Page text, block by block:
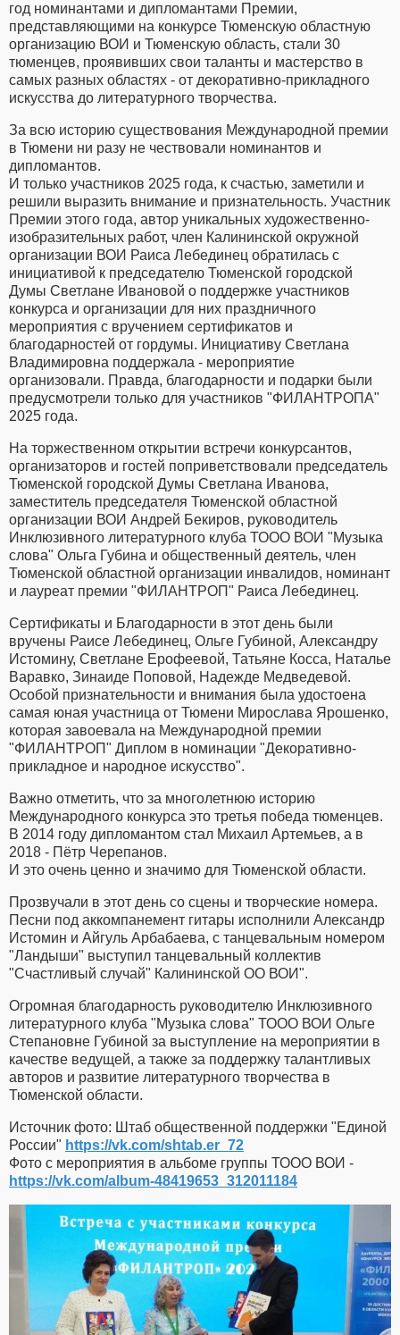
год номинантами и дипломантами Премии,
представляющими на конкурсе Тюменскую областную
организацию ВОИ и Тюменскую область, стали 30
тюменцев, проявивших свои таланты и мастерство в
самых разных областях - от декоративно-прикладного
искусства до литературного творчества.
За всю историю существования Международной премии
в Тюмени ни разу не чествовали номинантов и
дипломантов.
И только участников 2025 года, к счастью, заметили и
решили выразить внимание и признательность. Участник
Премии этого года, автор уникальных художественно-
изобразительных работ, член Калининской окружной
организации ВОИ Раиса Лебединец обратилась с
инициативой к председателю Тюменской городской
Думы Светлане Ивановой о поддержке участников
конкурса и организации для них праздничного
мероприятия с вручением сертификатов и
благодарностей от гордумы. Инициативу Светлана
Владимировна поддержала - мероприятие
организовали. Правда, благодарности и подарки были
предусмотрели только для участников "ФИЛАНТРОПА"
2025 года.
На торжественном открытии встречи конкурсантов,
организаторов и гостей поприветствовали председатель
Тюменской городской Думы Светлана Иванова,
заместитель председателя Тюменской областной
организации ВОИ Андрей Бекиров, руководитель
Инклюзивного литературного клуба ТООО ВОИ "Музыка
слова" Ольга Губина и общественный деятель, член
Тюменской областной организации инвалидов, номинант
и лауреат премии "ФИЛАНТРОП" Раиса Лебединец.
Сертификаты и Благодарности в этот день были
вручены Раисе Лебединец, Ольге Губиной, Александру
Истомину, Светлане Ерофеевой, Татьяне Косса, Наталье
Варавко, Зинаиде Поповой, Надежде Медведевой.
Особой признательности и внимания была удостоена
самая юная участница от Тюмени Мирослава Ярошенко,
которая завоевала на Международной премии
"ФИЛАНТРОП" Диплом в номинации "Декоративно-
прикладное и народное искусство".
Важно отметить, что за многолетнюю историю
Международного конкурса это третья победа тюменцев.
В 2014 году дипломантом стал Михаил Артемьев, а в
2018 - Пётр Черепанов.
И это очень ценно и значимо для Тюменской области.
Прозвучали в этот день со сцены и творческие номера.
Песни под аккомпанемент гитары исполнили Александр
Истомин и Айгуль Арбабаева, с танцевальным номером
"Ландыши" выступил танцевальный коллектив
"Счастливый случай" Калининской ОО ВОИ".
Огромная благодарность руководителю Инклюзивного
литературного клуба "Музыка слова" ТООО ВОИ Ольге
Степановне Губиной за выступление на мероприятии в
качестве ведущей, а также за поддержку талантливых
авторов и развитие литературного творчества в
Тюменской области.
Источник фото: Штаб общественной поддержки "Единой
России" https://vk.com/shtab.er_72
Фото с мероприятия в альбоме группы ТООО ВОИ -
https://vk.com/album-48419653_312011184